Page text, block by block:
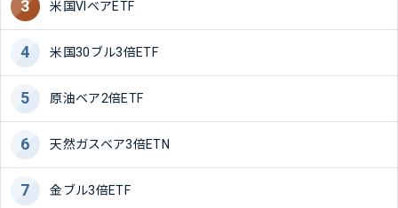
米国VIベアETF
米国30ブル3倍ETF
原油ベア2倍ETF
天然ガスベア3倍ETN
金ブル3倍ETF